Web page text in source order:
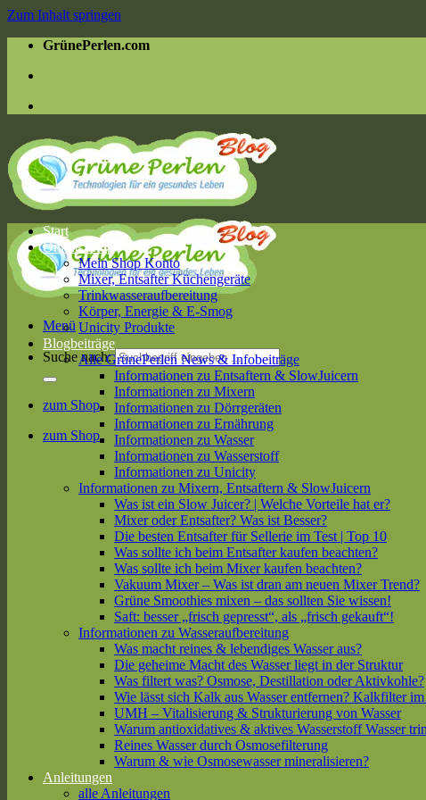
Zum Inhalt springen
GrünePerlen.com
Menü
Suche nach:
zum Shop
zum Shop
Start
Online Shop
Mein Shop Konto
Mixer, Entsafter Küchengeräte
Trinkwasseraufbereitung
Körper, Energie & E-Smog
Unicity Produkte
Blogbeiträge
Alle GrünePerlen News & Infobeiträge
Informationen zu Entsaftern & SlowJuicern
Informationen zu Mixern
Informationen zu Dörrgeräten
Informationen zu Ernährung
Informationen zu Wasser
Informationen zu Wasserstoff
Informationen zu Unicity
Informationen zu Mixern, Entsaftern & SlowJuicern
Was ist ein Slow Juicer? | Welche Vorteile hat er?
Mixer oder Entsafter? Was ist Besser?
Die besten Entsafter für Sellerie im Test | Top 10
Was sollte ich beim Entsafter kaufen beachten?
Was sollte ich beim Mixer kaufen beachten?
Vakuum Mixer – Was ist dran am neuen Mixer Trend?
Grüne Smoothies mixen – das sollten Sie wissen!
Saft: besser „frisch gepresst“, als „frisch gekauft“!
Informationen zu Wasseraufbereitung
Was macht reines & lebendiges Wasser aus?
Die geheime Macht des Wasser liegt in der Struktur
Was filtert was? Osmose, Destillation oder Aktivkohle?
Wie lässt sich Kalk aus Wasser entfernen? Kalkfilter
UMH – Vitalisierung & Strukturierung von Wasser
Warum antioxidatives & aktives Wasserstoff Wasser
Reines Wasser durch Osmosefilterung
Warum & wie Osmosewasser mineralisieren?
Anleitungen
alle Anleitungen